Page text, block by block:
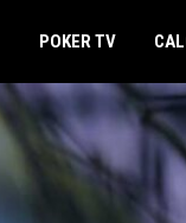
POKER TV